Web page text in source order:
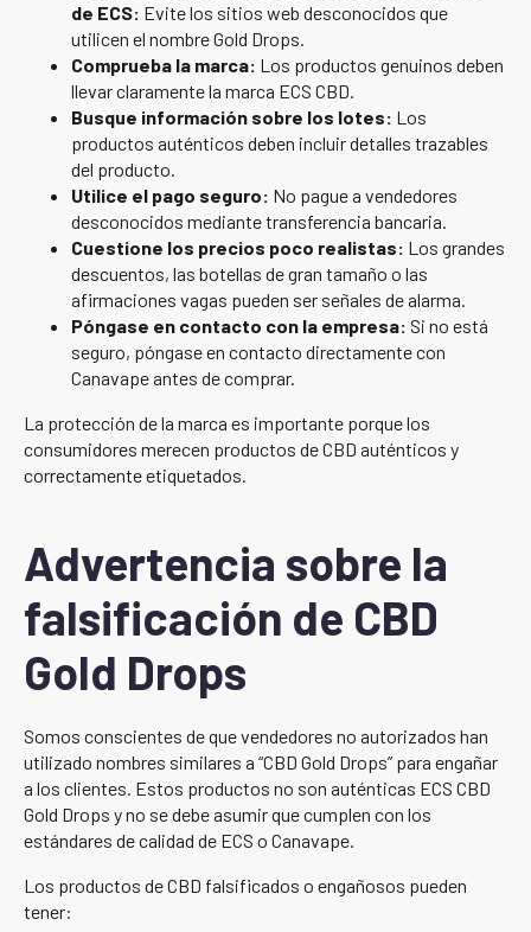
de ECS: Evite los sitios web desconocidos que
utilicen el nombre Gold Drops.
Comprueba la marca: Los productos genuinos deben
llevar claramente la marca ECS CBD.
Busque información sobre los lotes: Los
productos auténticos deben incluir detalles trazables
del producto.
Utilice el pago seguro: No pague a vendedores
desconocidos mediante transferencia bancaria.
Cuestione los precios poco realistas: Los grandes
descuentos, las botellas de gran tamaño o las
afirmaciones vagas pueden ser señales de alarma.
Póngase en contacto con la empresa: Si no está
seguro, póngase en contacto directamente con
Canavape antes de comprar.
La protección de la marca es importante porque los
consumidores merecen productos de CBD auténticos y
correctamente etiquetados.
Advertencia sobre la
falsificación de CBD
Gold Drops
Somos conscientes de que vendedores no autorizados han
utilizado nombres similares a “CBD Gold Drops” para engañar
a los clientes. Estos productos no son auténticas ECS CBD
Gold Drops y no se debe asumir que cumplen con los
estándares de calidad de ECS o Canavape.
Los productos de CBD falsificados o engañosos pueden
tener: